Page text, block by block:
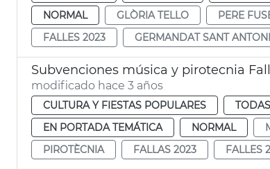
NORMAL
GLÒRIA TELLO PERE
FALLES 2023
GERMANDAT SANT
Subvenciones música y pirotecnia
modificado hace 3 años
CULTURA Y FIESTAS POPULARES
EN PORTADA TEMÁTICA
NORMAL
PIROTÈCNIA
FALLAS 2023 FALLES